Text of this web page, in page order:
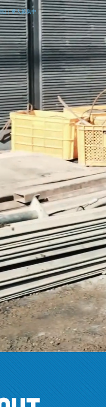
｜求人募集中